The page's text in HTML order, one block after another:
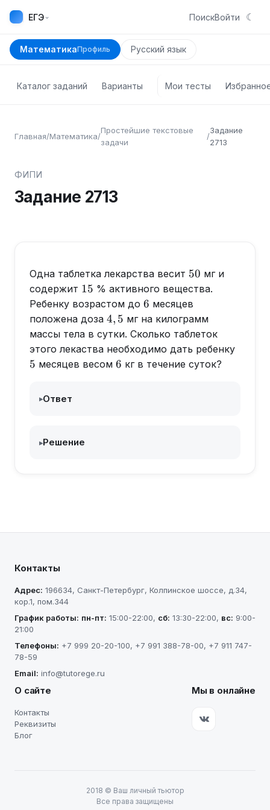
ЕГЭ⌄ ПоискВойти ☾
МатематикаПрофиль Русский язык
Каталог заданий Варианты Мои тесты
Главная/Математика/
Простейшие текстовые
задачи
/
Задание
2713
ФИПИ
Задание 2713
Одна таблетка лекарства весит 50
50 мг и
содержит 15
15 % активного вещества.
Ребенку возрастом до 6
6 месяцев
положена доза 4,5
4, 5 мг на килограмм
массы тела в сутки. Сколько таблеток
этого лекаства необходимо дать ребенку
5 месяцев весом 6
6 кг в течение суток?
▸Ответ
▸Решение
Контакты
Адрес: 196634, Санкт-Петербург, Колпинское шоссе, д.34,
кор.1, пом.344
График работы: пн-пт: 15:00-22:00, сб: 13:30-22:00, вс: 9:00-
21:00
Телефоны: +7 999 20-20-100, +7 991 388-78-00, +7 911 747-
78-59
Email: info@tutorege.ru
О сайте
Контакты
Реквизиты
Блог
Мы в онлайне
2018 © Ваш личный тьютор
Все права защищены